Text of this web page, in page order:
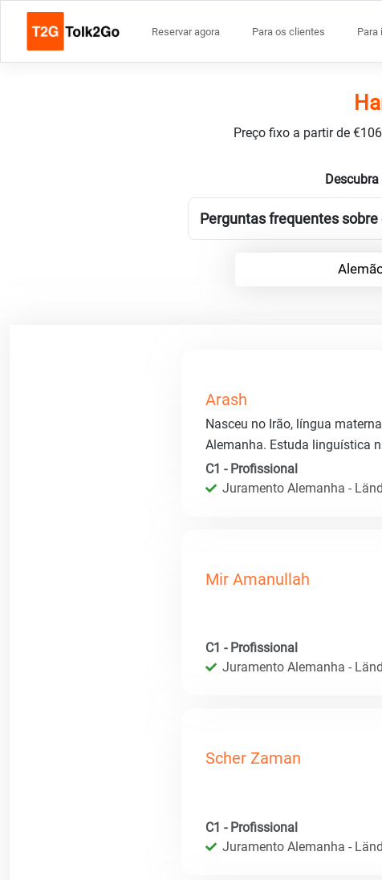
Reservar agora Para os clientes Para
Preço fixo a partir de
Perguntas frequentes
Arash
Nasceu no Irão, língua
Alemanha. Estuda linguística
C1 - Profissional
Juramento Alemanha -
Mir Amanullah
C1 - Profissional
Juramento Alemanha -
Scher Zaman
C1 - Profissional
Juramento Alemanha -